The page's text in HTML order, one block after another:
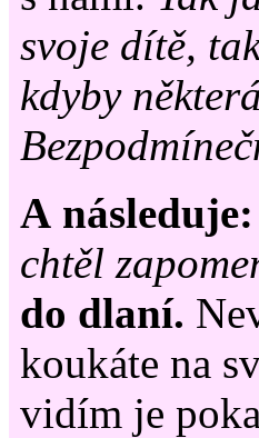
svoje dítě,
kdyby
A následuje:
chtěl
do dlaní.
koukáte na
vidím je